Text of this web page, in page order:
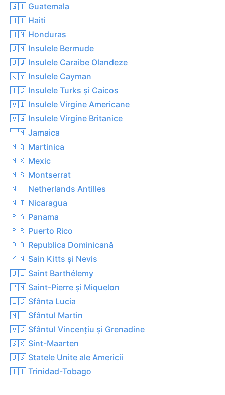
🇬🇹 Guatemala
🇭🇹 Haiti
🇭🇳 Honduras
🇧🇲 Insulele Bermude
🇧🇶 Insulele Caraibe Olandeze
🇰🇾 Insulele Cayman
🇹🇨 Insulele Turks și Caicos
🇻🇮 Insulele Virgine Americane
🇻🇬 Insulele Virgine Britanice
🇯🇲 Jamaica
🇲🇶 Martinica
🇲🇽 Mexic
🇲🇸 Montserrat
🇳🇱 Netherlands Antilles
🇳🇮 Nicaragua
🇵🇦 Panama
🇵🇷 Puerto Rico
🇩🇴 Republica Dominicană
🇰🇳 Sain Kitts și Nevis
🇧🇱 Saint Barthélemy
🇵🇲 Saint-Pierre și Miquelon
🇱🇨 Sfânta Lucia
🇲🇫 Sfântul Martin
🇻🇨 Sfântul Vincențiu și Grenadine
🇸🇽 Sint-Maarten
🇺🇸 Statele Unite ale Americii
🇹🇹 Trinidad-Tobago